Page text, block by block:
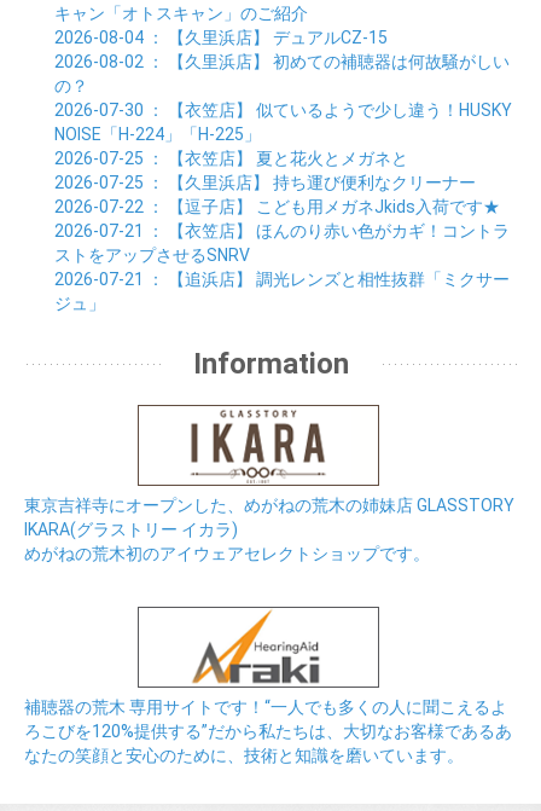
キャン「オトスキャン」のご紹介
2026-08-04 ： 【久里浜店】 デュアルCZ-15
2026-08-02 ： 【久里浜店】 初めての補聴器は何故騒がしい
の？
2026-07-30 ： 【衣笠店】 似ているようで少し違う！HUSKY
NOISE「H-224」「H-225」
2026-07-25 ： 【衣笠店】 夏と花火とメガネと
2026-07-25 ： 【久里浜店】 持ち運び便利なクリーナー
2026-07-22 ： 【逗子店】
こども用メガネJkids入荷です★
2026-07-21
： 【衣笠店】 ほんのり赤い色がカギ！コントラ
ストをアップさせるSNRV
2026-07-21
： 【追浜店】 調光レンズと相性抜群「ミクサー
ジュ」
Information
東京吉祥寺にオープンした、めがねの荒木の姉妹店 GLASSTORY
IKARA(グラストリー イカラ)
めがねの荒木初のアイウェアセレクトショップです。
補聴器の荒木 専用サイトです！“一人でも多くの人に聞こえるよ
ろこびを120%提供する”だから私たちは、大切なお客様であるあ
なたの笑顔と安心のために、技術と知識を磨いています。